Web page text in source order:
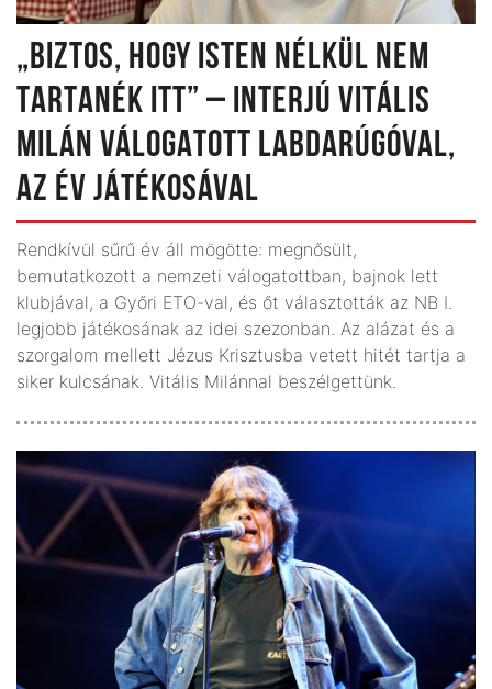
„BIZTOS, HOGY ISTEN NÉLKÜL NEM
TARTANÉK ITT” – INTERJÚ VITÁLIS
MILÁN VÁLOGATOTT LABDARÚGÓVAL,
AZ ÉV JÁTÉKOSÁVAL
Rendkívül sűrű év áll mögötte: megnősült,
bemutatkozott a nemzeti válogatottban, bajnok lett
klubjával, a Győri ETO-val, és őt választották az NB I.
legjobb játékosának az idei szezonban. Az alázat és a
szorgalom mellett Jézus Krisztusba vetett hitét tartja a
siker kulcsának. Vitális Milánnal beszélgettünk.